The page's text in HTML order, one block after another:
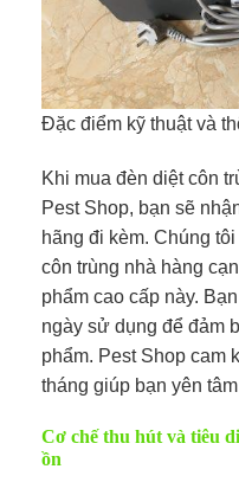
Đặc điểm kỹ thuật và
Khi mua đèn diệt côn
Pest Shop, bạn sẽ
hãng đi kèm. Chúng
côn trùng nhà hàng
phẩm cao cấp này.
ngày sử dụng để đảm
phẩm. Pest Shop cam
tháng giúp bạn yên
Cơ chế thu hút và tiêu
ồn